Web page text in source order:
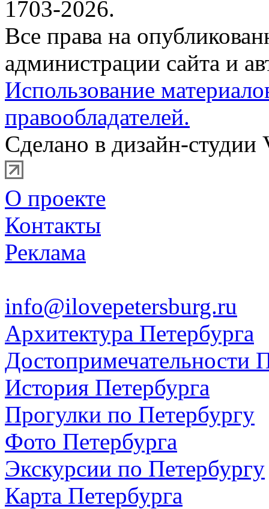
1703-2026.
Все права на
администрации сайта и
Использование
правообладателей.
Сделано в дизайн-студии
О проекте
Контакты
Реклама
info@ilovepetersburg.ru
Архитектура Петербурга
Достопримечательности
История Петербурга
Прогулки по Петербургу
Фото Петербурга
Экскурсии по Петербургу
Карта Петербурга